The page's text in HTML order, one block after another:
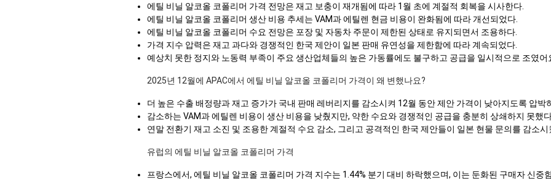
에틸 비닐 알코올 코폴리머 가격 전망은 재고 보충이 재개됨에 따라 1월 초에 계절적 회복을 시사한다.
에틸 비닐 알코올 코폴리머 생산 비용 추세는 VAM과 에틸렌 현금 비용이 완화됨에 따라 개선되었다.
에틸 비닐 알코올 코폴리머 수요 전망은 포장 및 자동차 주문이 제한된 상태로 유지되면서 조용하다.
가격 지수 압력은 재고 과다와 경쟁적인 한국 제안이 일본 판매 유연성을 제한함에 따라 계속되었다.
예상치 못한 정지와 노동력 부족이 주요 생산업체들의 높은 가동률에도 불구하고 공급을 일시적으로 조였어
2025년 12월에 APAC에서 에틸 비닐 알코올 코폴리머 가격이 왜 변했나요?
더 높은 수출 배정량과 재고 증가가 국내 판매 레버리지를 감소시켜 12월 동안 제안 가격이 낮아지도록 압박
감소하는 VAM과 에틸렌 비용이 생산 비용을 낮췄지만, 약한 수요와 경쟁적인 공급을 충분히 상쇄하지 못했
연말 전환기 재고 소진 및 조용한 계절적 수요 감소, 그리고 공격적인 한국 제안들이 일본 현물 문의를 감소시
유럽의 에틸 비닐 알코올 코폴리머 가격
프랑스에서, 에틸 비닐 알코올 코폴리머 가격 지수는 1.44% 분기 대비 하락했으며, 이는 둔화된 구매자 신중